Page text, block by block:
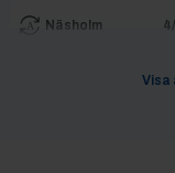
Näsholm
Visa